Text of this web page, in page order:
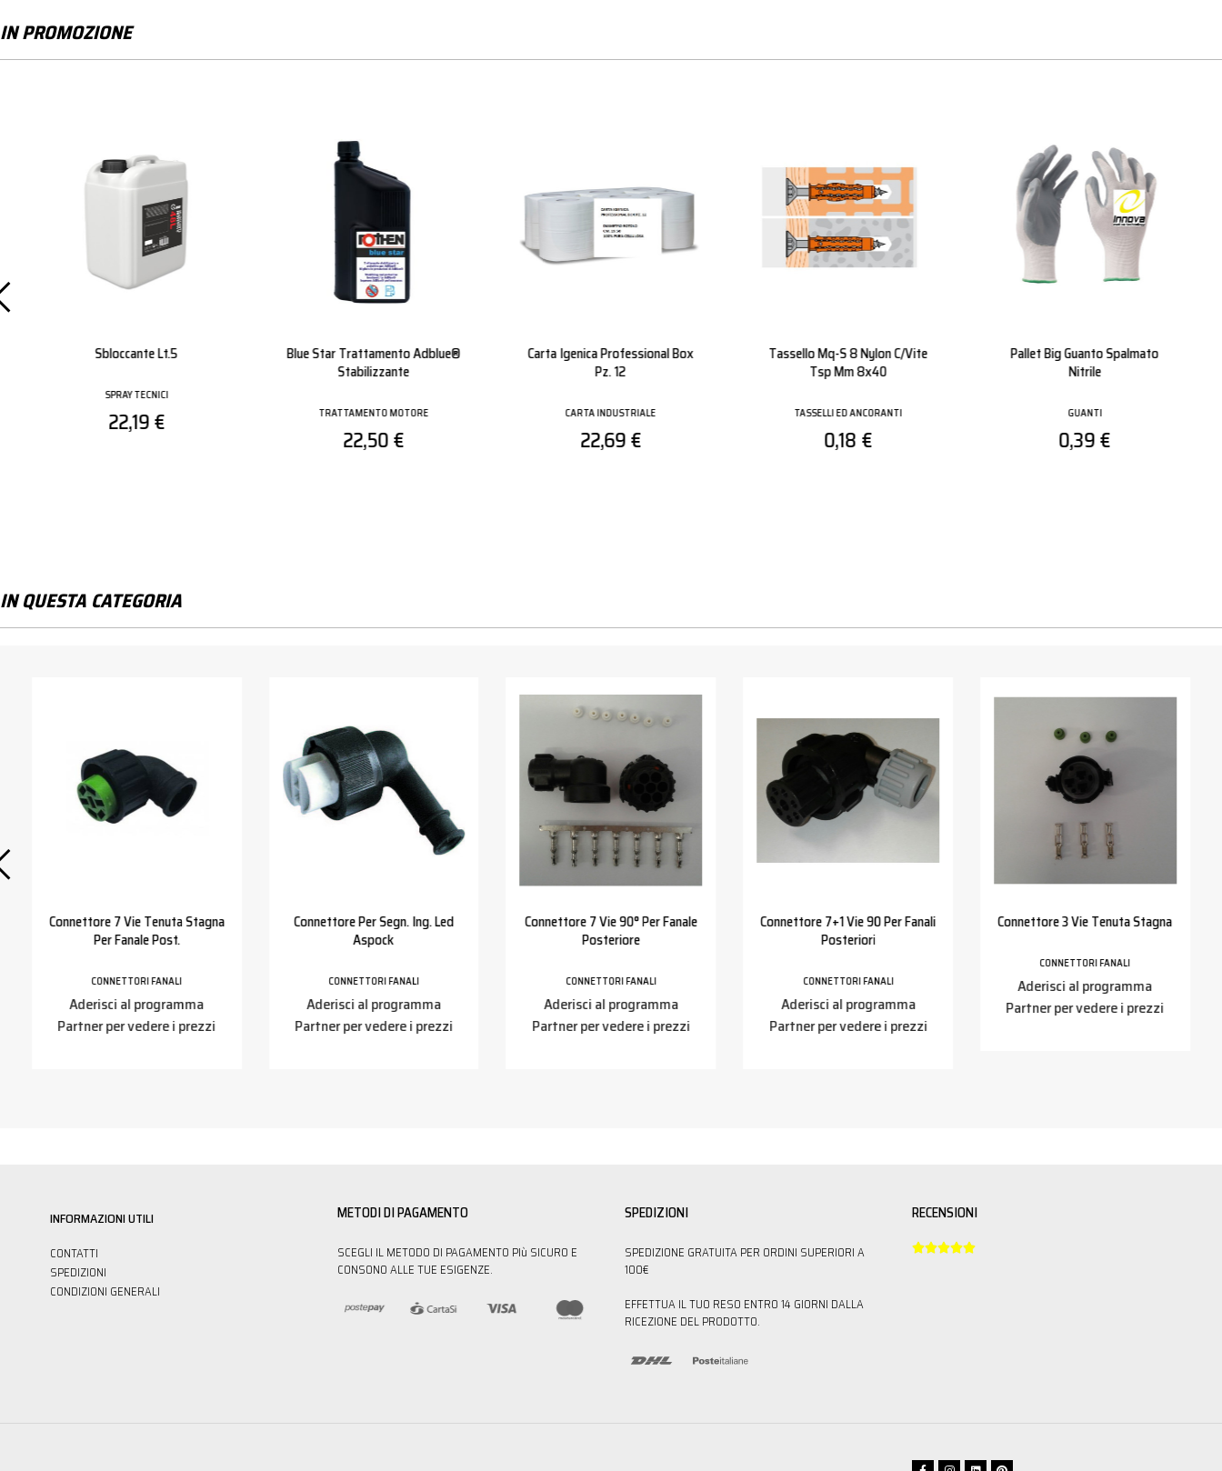
IN PROMOZIONE
Tassello Mq-S 8 Nylon C/vite
TASSELLI ED ANCORANTI
0,18 €
Pallet Big Guanto Spalmato
Nitrile
GUANTI
0,39 €
Guanti Nitrile Nero Con Palmo
Rivestito
GUANTI
0,49 €
Guanto Nbr Grigio Poliestere
Spalmato Nitrile
GUANTI
0,59 €
Mixer
0,60 €
IN QUESTA CATEGORIA
Connettore 7 Vie Tenuta Stagna
Per Fanale Post.
CONNETTORI FANALI
Aderisci al programma
Partner per vedere i prezzi
Connettore Per Segn. Ing. Led
Aspock
CONNETTORI FANALI
Aderisci al programma
Partner per vedere i prezzi
Connettore 7 Vie 90° Per Fanale
Posteriore
CONNETTORI FANALI
Aderisci al programma
Partner per vedere i prezzi
Connettore 7+1 Vie 90 Per Fanali
Posteriori
CONNETTORI FANALI
Aderisci al programma
Partner per vedere i prezzi
Connettore 3 Vie Tenuta Stagna
CONNETTORI FANALI
Aderisci al programma
Partner per vedere i prezzi
INFORMAZIONI UTILI
CONTATTI
SPEDIZIONI
CONDIZIONI GENERALI
METODI DI PAGAMENTO
SCEGLI IL METODO DI PAGAMENTO PIù SICURO E
CONSONO ALLE TUE ESIGENZE.
SPEDIZIONI
SPEDIZIONE GRATUITA PER ORDINI SUPERIORI A
100€
EFFETTUA IL TUO RESO ENTRO 14 GIORNI DALLA
RICEZIONE DEL PRODOTTO.
RECENSIONI
